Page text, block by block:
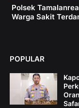
Polsek
Warga Sakit
POPULAR